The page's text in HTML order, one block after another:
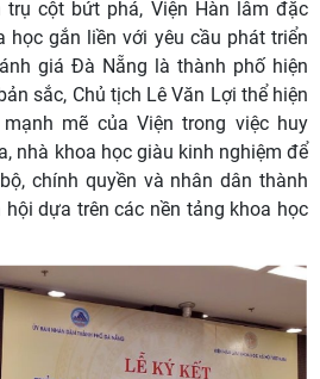
cột bứt phá, Viện Hàn lâm đặc
học gắn liền với yêu cầu phát triển
giá Đà Nẵng là thành phố hiện
sắc, Chủ tịch Lê Văn Lợi thể hiện
mẽ của Viện trong việc huy
nhà khoa học giàu kinh nghiệm để
chính quyền và nhân dân thành
dựa trên các nền tảng khoa học